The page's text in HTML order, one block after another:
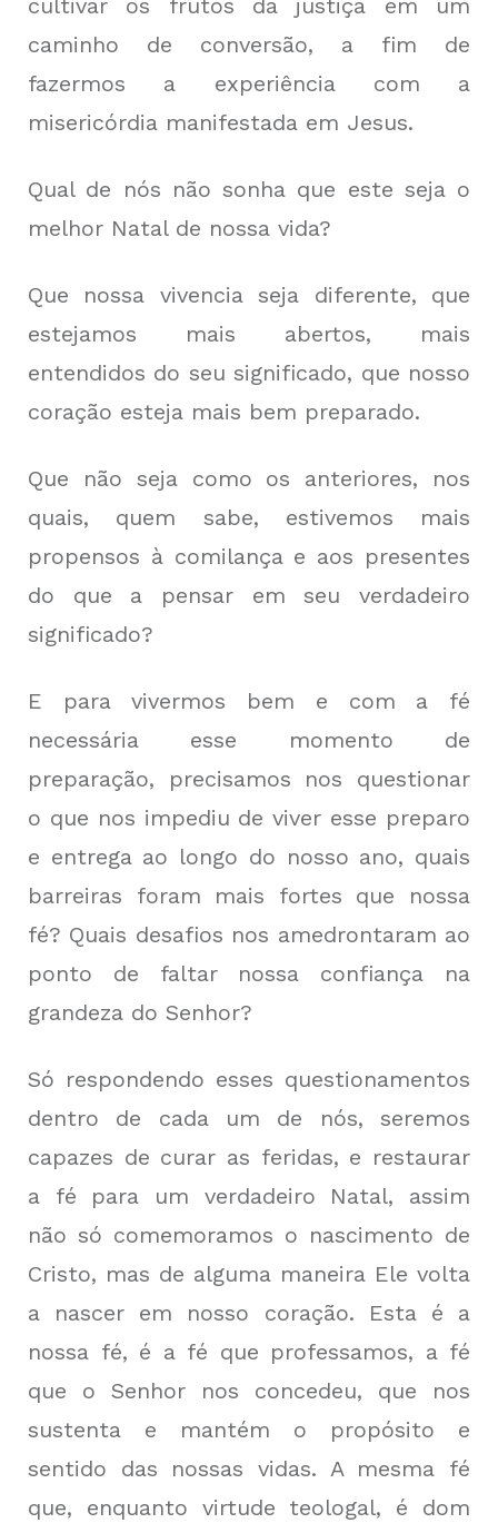
cultivar os frutos da justiça em um
caminho de conversão, a fim de
fazermos a experiência com a
misericórdia manifestada em Jesus.
Qual de nós não sonha que este seja o
melhor Natal de nossa vida?
Que nossa vivencia seja diferente, que
estejamos mais abertos, mais
entendidos do seu significado, que nosso
coração esteja mais bem preparado.
Que não seja como os anteriores, nos
quais, quem sabe, estivemos mais
propensos à comilança e aos presentes
do que a pensar em seu verdadeiro
significado?
E para vivermos bem e com a fé
necessária esse momento de
preparação, precisamos nos questionar
o que nos impediu de viver esse preparo
e entrega ao longo do nosso ano, quais
barreiras foram mais fortes que nossa
fé? Quais desafios nos amedrontaram ao
ponto de faltar nossa confiança na
grandeza do Senhor?
Só respondendo esses questionamentos
dentro de cada um de nós, seremos
capazes de curar as feridas, e restaurar
a fé para um verdadeiro Natal, assim
não só comemoramos o nascimento de
Cristo, mas de alguma maneira Ele volta
a nascer em nosso coração. Esta é a
nossa fé, é a fé que professamos, a fé
que o Senhor nos concedeu, que nos
sustenta e mantém o propósito e
sentido das nossas vidas. A mesma fé
que, enquanto virtude teologal, é dom